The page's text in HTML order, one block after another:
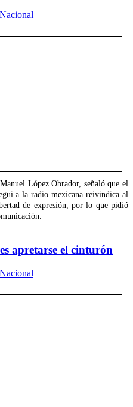
Nacional
López Obrador, señaló que el
a la radio mexicana reivindica al
de expresión, por lo que pidió
apretarse el cinturón
Nacional